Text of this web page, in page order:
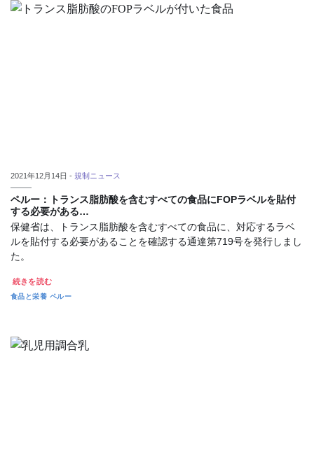
2021年12月14日 - 規制ニュース
ペルー：トランス脂肪酸を含むすべての食品にFOPラベルを貼付
する必要がある…
保健省は、トランス脂肪酸を含むすべての食品に、対応するラベ
ルを貼付する必要があることを確認する通達第719号を発行しまし
た。
続きを読む
食品と栄養 ペルー